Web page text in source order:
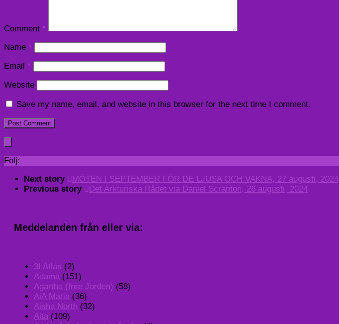
Comment *
Name *
Email *
Website
Save my name, email, and website in this browser for the next time I comment.
Följ:
Next story
MÖTEN I SEPTEMBER FÖR DE LJUSA OCH VAKNA, 27 augusti, 2024
Previous story
Det Arkturiska Rådet via Daniel Scranton, 26 augusti, 2024
Meddelanden från eller via:
3I Atlas (2)
Adama (151)
Agartha (Inre Jorden) (58)
AiA Maria (36)
Aisha North (32)
Aita (109)